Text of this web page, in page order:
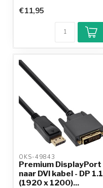
€11,95
OKS-49843
Premium DisplayPort
naar DVI kabel - DP 1.1
(1920 x 1200)...